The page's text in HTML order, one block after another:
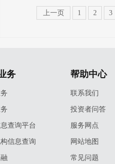
上一页 1 2 3
务
查询平台
信息查询
帮助中心
联系我们
投资者问答
服务网点
网站地图
常见问题